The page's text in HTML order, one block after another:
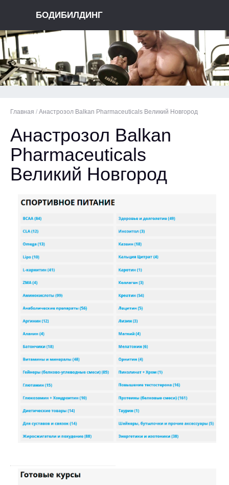
БОДИБИЛДИНГ
Главная / Анастрозол Balkan Pharmaceuticals Великий Новгород
Анастрозол Balkan
Pharmaceuticals
Великий Новгород